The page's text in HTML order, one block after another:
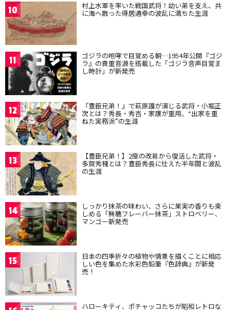
10 村上水軍を率いた戦国武将！幼い弟を支え、共
に海へ散った得居通幸の波乱に満ちた生涯
11 ゴジラの咆哮で目覚める朝…1954年公開『ゴジ
ラ』の貴重音源を搭載した「ゴジラ音声目覚ま
し時計」が新発売
12 『豊臣兄弟！』で萩原護が演じる武将・小堀正
次とは？秀長・秀吉・家康が重用、“出家を重
ねた実務派”の生涯
13 【豊臣兄弟！】2度の改易から復活した武将・
多賀秀種とは？豊臣秀長に仕えた半年間と波乱
の生涯
14 しっかり抹茶の味わい、さらに果実の香りも楽
しめる「無糖フレーバー抹茶」ストロベリー、
マンゴー新発売
15 日本の四季折々の植物や情景を描くことに相応
しい色を集めた水彩色鉛筆『色辞典』が新発
売！
ハローキティ、ポチャッコたちが昭和レトロな